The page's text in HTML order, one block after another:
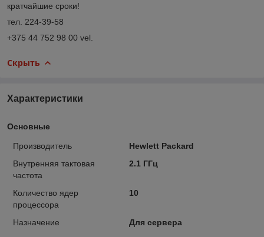
кратчайшие сроки!
тел. 224-39-58
+375 44 752 98 00 vel.
Скрыть
Характеристики
Основные
Производитель
Hewlett Packard
Внутренняя тактовая
частота
2.1 ГГц
Количество ядер
процессора
10
Назначение Для сервера